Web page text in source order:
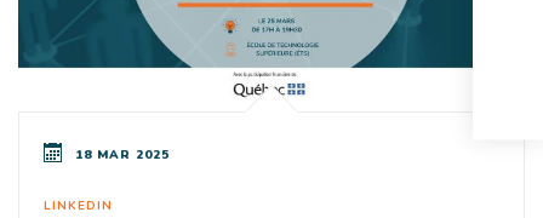
18 MAR 2025
LINKEDIN